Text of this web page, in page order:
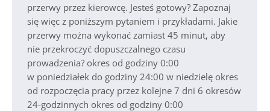
przerwy przez kierowcę. Jesteś gotowy? Zapoznaj
się więc z poniższym pytaniem i przykładami. Jakie
przerwy można wykonać zamiast 45 minut, aby
nie przekroczyć dopuszczalnego czasu
prowadzenia? okres od godziny 0:00
w poniedziałek do godziny 24:00 w niedzielę okres
od rozpoczęcia pracy przez kolejne 7 dni 6 okresów
24-godzinnych okres od godziny 0:00